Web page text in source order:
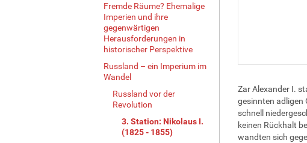
Fremde Räume? Ehemalige
Imperien und ihre
gegenwärtigen
Herausforderungen in
historischer Perspektive
Russland – ein Imperium im
Wandel
Russland vor der
Revolution
3. Station: Nikolaus I.
(1825 - 1855)
Zar Alexander I.
gesinnten adligen
schnell
keinen Rückhalt
wandten sich